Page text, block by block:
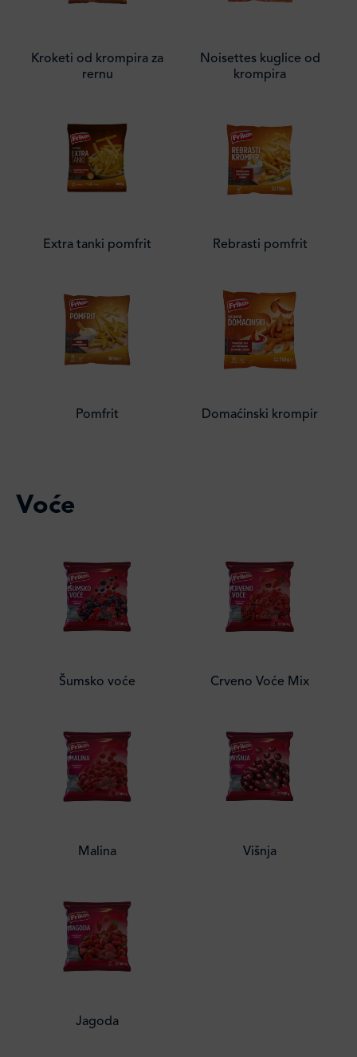
Kroketi od krompira za
rernu
Noisettes kuglice od
krompira
Extra tanki pomfrit Rebrasti pomfrit
Pomfrit Domaćinski krompir
Voće
Šumsko voće Crveno Voće Mix
Malina Višnja
Jagoda